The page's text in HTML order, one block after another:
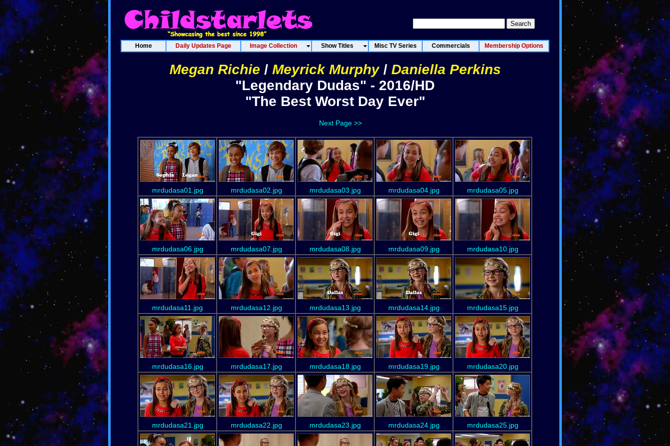
Home Daily Updates Page Image Collection Show Titles Misc TV Series Commercials Membership Options
Megan Richie / Meyrick Murphy/ Daniella Perkins
"Legendary Dudas" - 2016/HD
"The Best Worst Day Ever"
Next Page >>
mrdudasa01.jpg mrdudasa02.jpg mrdudasa03.jpg mrdudasa04.jpg mrdudasa05.jpg
mrdudasa06.jpg mrdudasa07.jpg mrdudasa08.jpg mrdudasa09.jpg mrdudasa10.jpg
mrdudasa11.jpg mrdudasa12.jpg mrdudasa13.jpg mrdudasa14.jpg mrdudasa15.jpg
mrdudasa16.jpg mrdudasa17.jpg mrdudasa18.jpg mrdudasa19.jpg mrdudasa20.jpg
mrdudasa21.jpg mrdudasa22.jpg mrdudasa23.jpg mrdudasa24.jpg mrdudasa25.jpg